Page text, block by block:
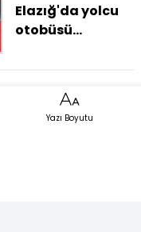
Elazığ'da yolcu
otobüsü
tesisine çarptı
Yazı Boyutu